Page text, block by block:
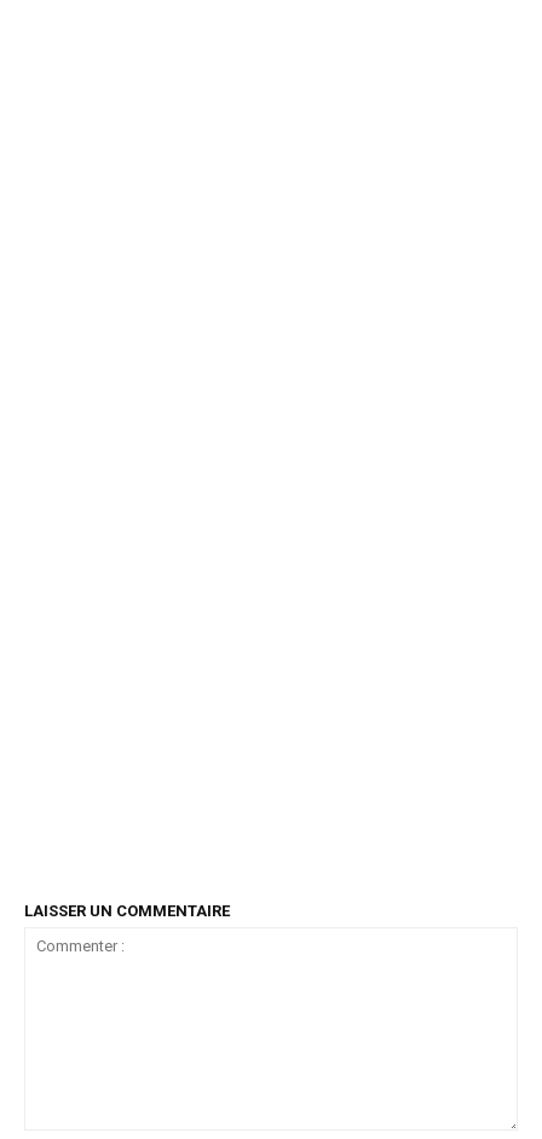
LAISSER UN COMMENTAIRE